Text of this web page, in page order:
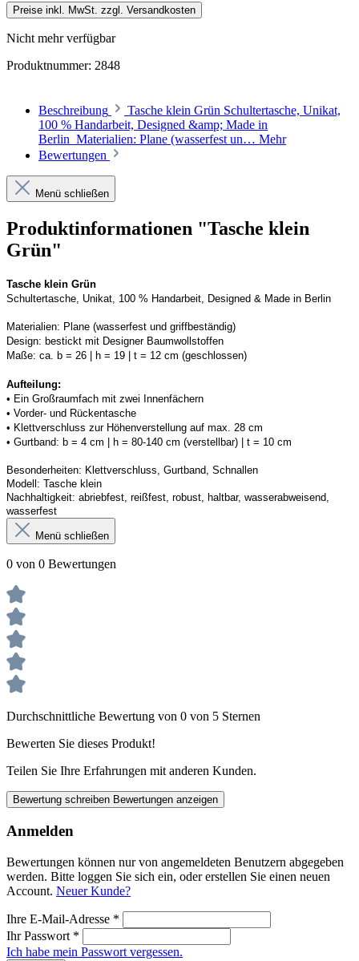
Preise inkl. MwSt. zzgl. Versandkosten
Nicht mehr verfügbar
Produktnummer: 2848
Beschreibung
Tasche klein Grün Schultertasche, Unikat,
100 % Handarbeit, Designed &amp; Made in
Berlin Materialien: Plane (wasserfest un… Mehr
Bewertungen
Menü schließen
Produktinformationen "Tasche klein
Grün"
Tasche klein Grün
Schultertasche, Unikat, 100 % Handarbeit, Designed & Made in Berlin
Materialien: Plane (wasserfest und griffbeständig)
Design: bestickt mit Designer Baumwollstoffen
Maße: ca. b = 26 | h = 19 | t = 12 cm (geschlossen)
Aufteilung:
• Ein Großraumfach mit zwei Innenfächern
• Vorder- und Rückentasche
• Klettverschluss zur Höhenverstellung auf max. 28 cm
• Gurtband: b = 4 cm | h = 80-140 cm (verstellbar) | t = 10 cm
Besonderheiten: Klettverschluss, Gurtband, Schnallen
Modell: Tasche klein
Nachhaltigkeit: abriebfest, reißfest, robust haltbar, wasserabweisend,
wasserfest
Menü schließen
0 von 0 Bewertungen
Durchschnittliche Bewertung von 0 von 5 Sternen
Bewerten Sie dieses Produkt!
Teilen Sie Ihre Erfahrungen mit anderen Kunden.
Bewertung schreiben Bewertungen anzeigen
Anmelden
Bewertungen können nur von angemeldeten Benutzern abgegeben
werden. Bitte loggen Sie sich ein, oder erstellen Sie einen neuen
Account. Neuer Kunde?
Ihre E-Mail-Adresse *
Ihr Passwort *
Ich habe mein Passwort vergessen.